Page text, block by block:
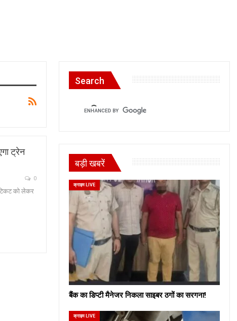
ट्रेन
0
को लेकर
Search
बड़ी खबरें
क्राइम LIVE
बैंक का डिप्टी मैनेजर निकला साइबर ठगों का सरगना!
क्राइम LIVE